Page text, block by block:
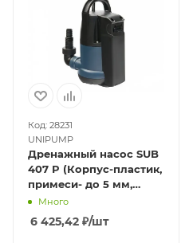
Код: 28231
UNIPUMP
Дренажный насос SUB
407 P (Корпус-пластик,
примеси- до 5 мм,
400Вт, Hmax-8м, Qmax-
167 л/мин)
Много
6 425,42 ₽/шт